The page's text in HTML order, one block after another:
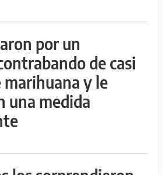
por un
de casi
marihuana y le
una medida